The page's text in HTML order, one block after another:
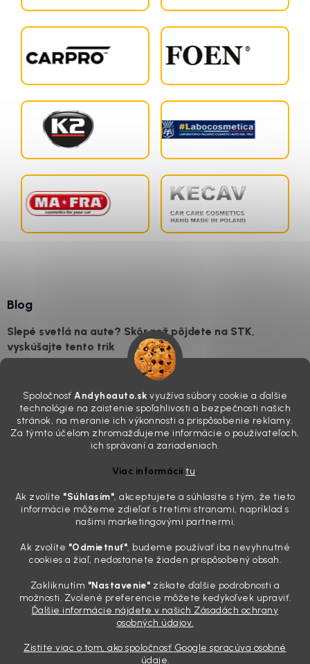
Spoločnosť Andyhoauto.sk využíva súbory cookie a ďalšie
technológie na zaistenie spoľahlivosti a bezpečnosti našich
stránok, na meranie ich výkonnosti a prispôsobenie reklamy.
Za týmto účelom zhromažďujeme informácie o používateľoch,
ich správaní a zariadeniach.
Viac informáciítu.
Ak zvolíte "Súhlasím", akceptujete a súhlasíte s tým, že tieto
informácie môžeme zdieľať s tretími stranami, napríklad s
našimi marketingovými partnermi.
Ak zvolíte "Odmietnuť", budeme používať iba nevyhnutné
cookies a žiaľ, nedostanete žiaden prispôsobený obsah.
Zakliknutím "Nastavenie" získate ďalšie podrobnosti a
možnosti. Zvolené preferencie môžete kedykoľvek upraviť.
Ďalšie informácie nájdete v našich Zásadách ochrany
osobných údajov.
Zistite viac o tom, ako spoločnosť Google spracúva osobné
údaje.
Blog
Slepé svetlá na aute? Skôr než pôjdete na STK,
vyskúšajte tento trik
skutočnosti je? Často za to môžu práve „slepé“ svetlomety. Ten
mliečny, drsný povrch nie je len estetická vada. Keď slnko a soľ urobia
svoje, plexisklo začne svetlo rozptyľovať namiesto to...
Zabudnite na handru. Ak chcete mať auto naozaj čisté,
Poznáte ten moment. Vonku svieti slnko, vy sedíte v čerstvo
„upratanom“ aute, no pri pohľade na palubnú dosku vás ide poraziť. V
mriežkach ventilácie, okolo tlačidiel a v švíkoch sedačiek na vás stále
drzo pozerá prach. Handra ani vysávač tam jednodu...
Detailing nemusí stáť výplatu: 5 kúskov autokozmetiky,
31.7.2026
Sobotné ráno, káva v ruke a pred vami zaprášená kapota. Pre
niekoho nuda, pre nás najlepší relax. Lenže keď si v košíku spočítate
pokaziť náladu. Dobrá správa je, že aj profi výbava ...